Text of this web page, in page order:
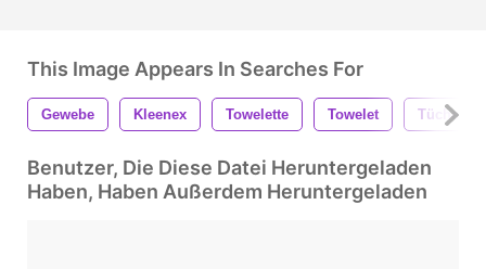
This Image Appears In Searches For
Gewebe Kleenex Towelette Towelet Tücher
Benutzer, Die Diese Datei Heruntergeladen
Haben, Haben Außerdem Heruntergeladen